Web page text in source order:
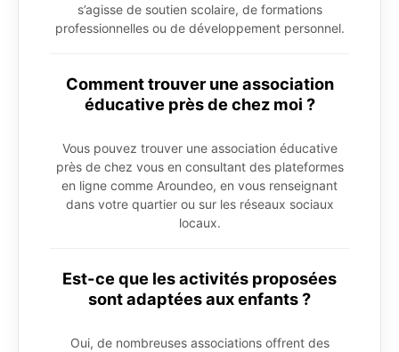
s’agisse de soutien scolaire, de formations
professionnelles ou de développement personnel.
Comment trouver une association
éducative près de chez moi ?
Vous pouvez trouver une association éducative
près de chez vous en consultant des plateformes
en ligne comme Aroundeo, en vous renseignant
dans votre quartier ou sur les réseaux sociaux
locaux.
Est-ce que les activités proposées
sont adaptées aux enfants ?
Oui, de nombreuses associations offrent des